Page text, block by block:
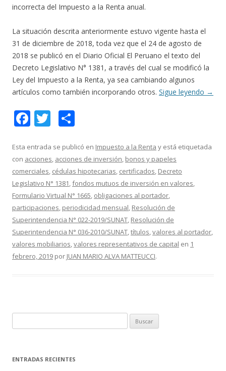
incorrecta del Impuesto a la Renta anual.
La situación descrita anteriormente estuvo vigente hasta el
31 de diciembre de 2018, toda vez que el 24 de agosto de
2018 se publicó en el Diario Oficial El Peruano el texto del
Decreto Legislativo N° 1381, a través del cual se modificó la
Ley del Impuesto a la Renta, ya sea cambiando algunos
artículos como también incorporando otros. Sigue leyendo →
F
e
b
o
o
k
T
itt
er
m
p
ar
ti
r
Esta entrada se publicó en Impuesto a la Renta y está etiquetada
con acciones, acciones de inversión, bonos y papeles
comerciales, cédulas hipotecarias, certificados, Decreto
Legislativo N° 1381,fondos mutuos de inversión en valores,
Formulario Virtual N° 1665, obligaciones al portador,
participaciones, periodicidad mensual, Resolución de
Superintendencia N° 022-2019/SUNAT, Resolución de
Superintendencia N° 036-2010/SUNAT,títulos,valores al portador,
valores mobiliarios,valores representativos de capital en 1
febrero, 2019 por JUAN MARIO ALVA MATTEUCCI.
u
c
ENTRADAS RECIENTES